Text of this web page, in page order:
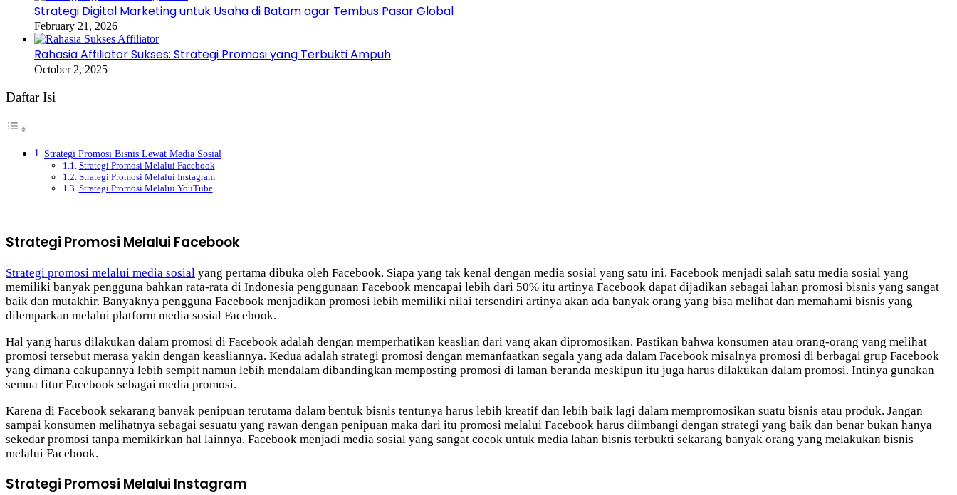
Strategi Digital Marketing untuk Usaha di Batam agar Tembus Pasar Global
February 21, 2026
Rahasia Affiliator Sukses: Strategi Promosi yang Terbukti Ampuh
October 2, 2025
Daftar Isi
Strategi Promosi Bisnis Lewat Media Sosial
Strategi Promosi Melalui Facebook
Strategi Promosi Melalui Instagram
Strategi Promosi Melalui YouTube
Strategi Promosi Melalui Facebook
Strategi promosi melalui media sosial yang pertama dibuka oleh Facebook. Siapa yang tak kenal dengan media sosial yang satu ini. Facebook menjadi salah satu media sosial yang
memiliki banyak pengguna bahkan rata-rata di Indonesia penggunaan Facebook mencapai lebih dari 50% itu artinya Facebook dapat dijadikan sebagai lahan promosi bisnis yang sangat
baik dan mutakhir. Banyaknya pengguna Facebook menjadikan promosi lebih memiliki nilai tersendiri artinya akan ada banyak orang yang bisa melihat dan memahami bisnis yang
dilemparkan melalui platform media sosial Facebook.
Hal yang harus dilakukan dalam promosi di Facebook adalah dengan memperhatikan keaslian dari yang akan dipromosikan. Pastikan bahwa konsumen atau orang-orang yang melihat
promosi tersebut merasa yakin dengan keasliannya. Kedua adalah strategi promosi dengan memanfaatkan segala yang ada dalam Facebook misalnya promosi di berbagai grup Facebook
yang dimana cakupannya lebih sempit namun lebih mendalam dibandingkan memposting promosi di laman beranda meskipun itu juga harus dilakukan dalam promosi. Intinya gunakan
semua fitur Facebook sebagai media promosi.
Karena di Facebook sekarang banyak penipuan terutama dalam bentuk bisnis tentunya harus lebih kreatif dan lebih baik lagi dalam mempromosikan suatu bisnis atau produk. Jangan
sampai konsumen melihatnya sebagai sesuatu yang rawan dengan penipuan maka dari itu promosi melalui Facebook harus diimbangi dengan strategi yang baik dan benar bukan hanya
sekedar promosi tanpa memikirkan hal lainnya. Facebook menjadi media sosial yang sangat cocok untuk media lahan bisnis terbukti sekarang banyak orang yang melakukan bisnis
melalui Facebook.
Strategi Promosi Melalui Instagram